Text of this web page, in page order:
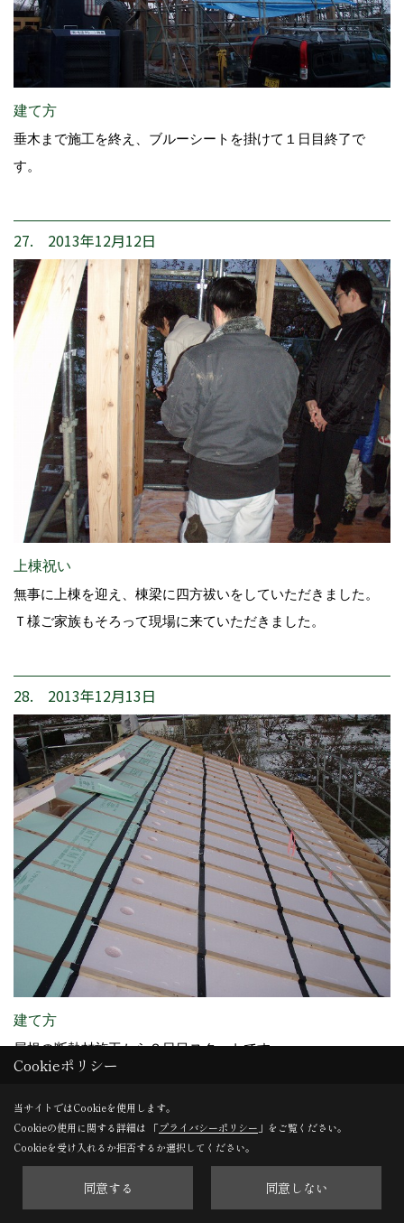
建て方
垂木まで施工を終え、ブルーシートを掛けて１日目終了で
す。
27. 2013年12月12日
上棟祝い
無事に上棟を迎え、棟梁に四方祓いをしていただきました。
Ｔ様ご家族もそろって現場に来ていただきました。
28. 2013年12月13日
建て方
屋根の断熱材施工から２日目スタートです。
29. 2013年12月13日
Cookieポリシー
当サイトではCookieを使用します。
Cookieの使用に関する詳細は 「プライバシーポリシー 」をご覧ください。
Cookieを受け入れるか拒否するか選択してください。
同意する 同意しない